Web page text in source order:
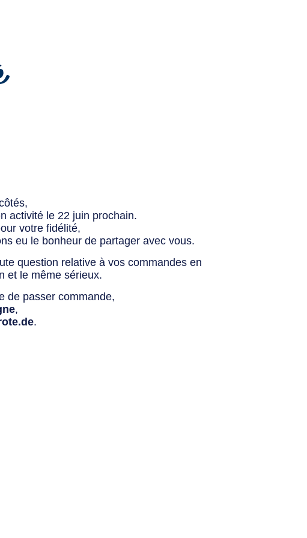
activité le 22 juin prochain.
votre fidélité,
eu le bonheur de partager avec vous.
question relative à vos commandes en
et le même sérieux.
de passer commande,
,
.